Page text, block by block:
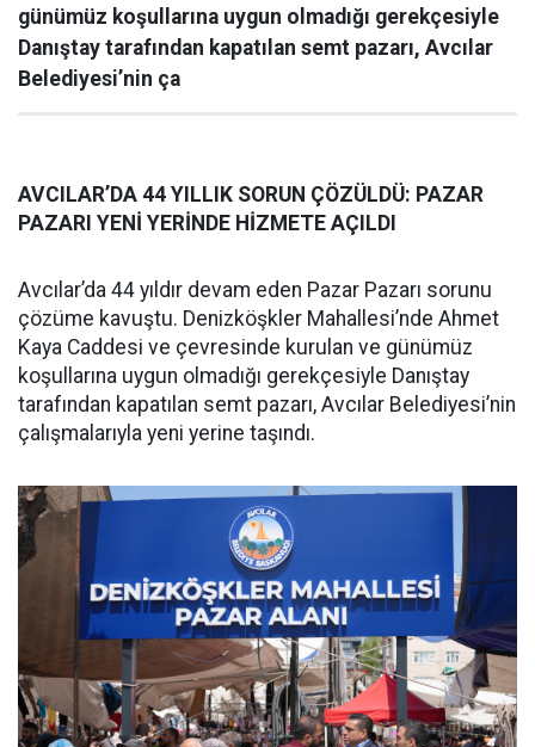
günümüz koşullarına uygun olmadığı gerekçesiyle
Danıştay tarafından kapatılan semt pazarı, Avcılar
Belediyesi’nin ça
AVCILAR’DA 44 YILLIK SORUN ÇÖZÜLDÜ: PAZAR
PAZARI YENİ YERİNDE HİZMETE AÇILDI
Avcılar’da 44 yıldır devam eden Pazar Pazarı sorunu
çözüme kavuştu. Denizköşkler Mahallesi’nde Ahmet
Kaya Caddesi ve çevresinde kurulan ve günümüz
koşullarına uygun olmadığı gerekçesiyle Danıştay
tarafından kapatılan semt pazarı, Avcılar Belediyesi’nin
çalışmalarıyla yeni yerine taşındı.